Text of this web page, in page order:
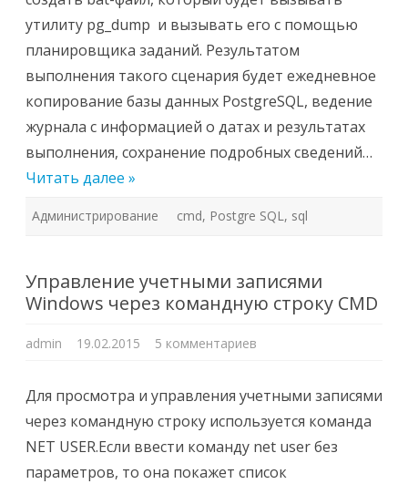
утилиту pg_dump и вызывать его с помощью
планировщика заданий. Результатом
выполнения такого сценария будет ежедневное
копирование базы данных PostgreSQL, ведение
журнала с информацией о датах и результатах
выполнения, сохранение подробных сведений…
Читать далее »
Администрирование cmd, Postgre SQL, sql
Управление учетными записями
Windows через командную строку CMD
admin 19.02.2015 5 комментариев
записями
Windows
через
командную
строку
CMD
Для просмотра и управления учетными записями
через командную строку используется команда
NET USER.Если ввести команду net user без
параметров, то она покажет список